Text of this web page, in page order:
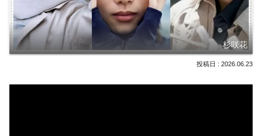
杉咲花
2026.06.23